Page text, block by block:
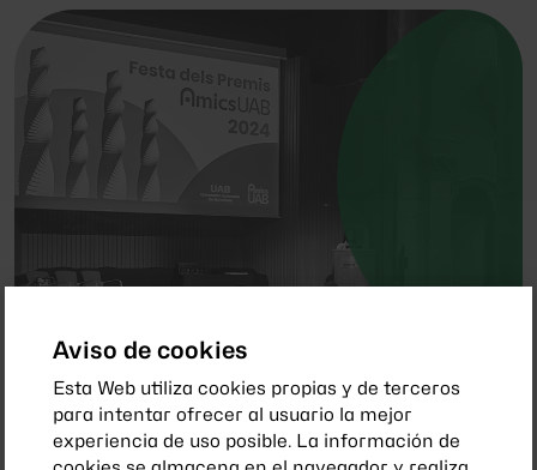
Noviembre 2024
Boletín de AmicsUAB Noviembre 2024
Aviso de cookies
Esta Web utiliza cookies propias y de terceros
para intentar ofrecer al usuario la mejor
experiencia de uso posible. La información de